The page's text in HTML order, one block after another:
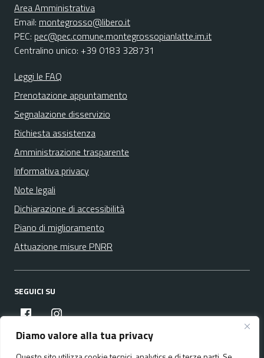
Diamo valore alla tua privacy
Area Amministrativa
Email: montegrosso@libero.it
PEC: pec@pec.comune.montegrossopianlatte.im.it
Centralino unico: +39 0183 328731
Leggi le FAQ
Prenotazione appuntamento
Segnalazione disservizio
Richiesta assistenza
Amministrazione trasparente
Informativa privacy
Note legali
Dichiarazione di accessibilità
Piano di miglioramento
Attuazione misure PNRR
SEGUICI SU
facebookinstagram